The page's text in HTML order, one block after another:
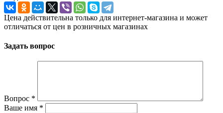
Цена действительна только для интернет-магазина и может
отличаться от цен в розничных магазинах
Задать вопрос
Вопрос *
Ваше имя *